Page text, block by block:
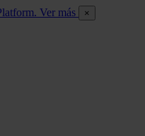
Ver más ×